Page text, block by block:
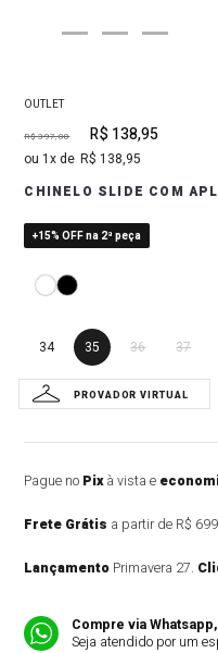
OUTLET
R$ 397,00 R$ 138,95
1 R$ 138,95
CHINELO SLIDE COM
+15% OFF na 2ª peça
34 35 36 37
Pague no Pixà vista e
Frete Grátis a partir de R$
Lançamento Primavera 27.
Compre via Whatsapp,
Seja atendido por um